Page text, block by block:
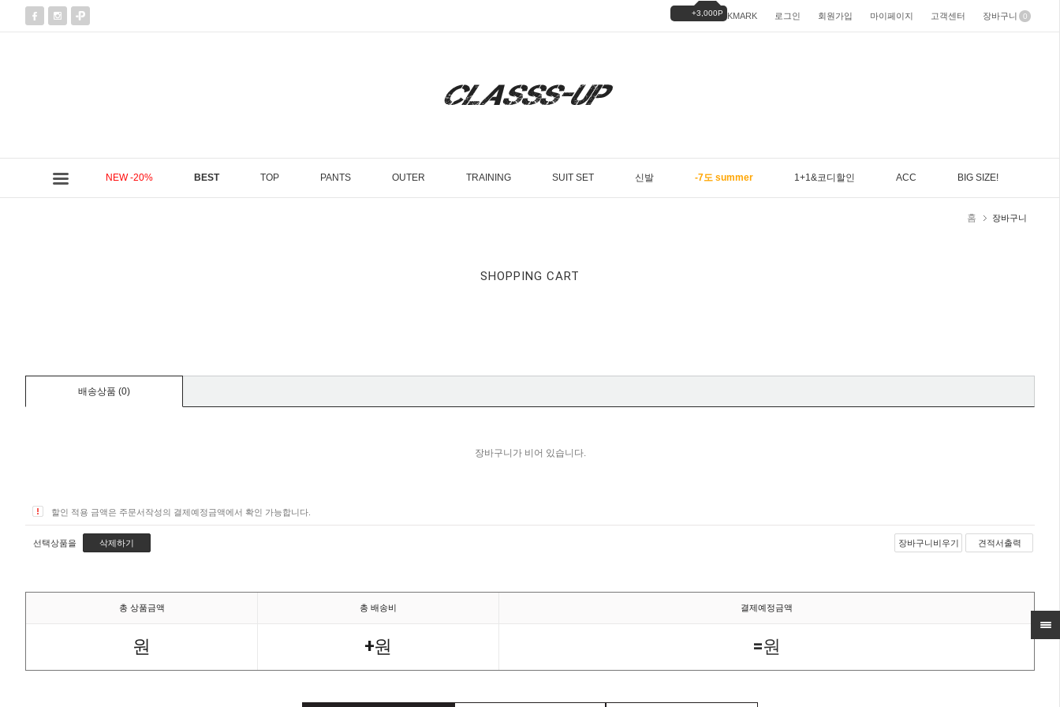
BOOKMARK 로그인 회원가입 마이페이지 고객센터 장바구니 0
+3,000P
NEW -20% BEST TOP PANTS OUTER TRAINING SUIT SET 신발 -7도 summer 1+1&코디할인 ACC BIG SIZE!
홈 장바구니
SHOPPING CART
배송상품 (0)
장바구니가 비어 있습니다.
할인 적용 금액은 주문서작성의 결제예정금액에서 확인 가능합니다.
선택상품을 삭제하기 장바구니비우기 견적서출력
총 상품금액 총 배송비 결제예정금액
원 +원 =원